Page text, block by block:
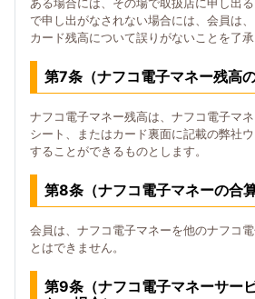
ある場合には、その場で取扱店に申し出
で申し出がなされない場合には、会員は
カード残高について誤りがないことを了承
第7条（ナフコ電子マネー残高の
ナフコ電子マネー残高は、ナフコ電子マ
シート、またはカード裏面に記載の弊社
することができるものとします。
第8条（ナフコ電子マネーの合算
会員は、ナフコ電子マネーを他のナフコ
とはできません。
第9条（ナフコ電子マネーサー